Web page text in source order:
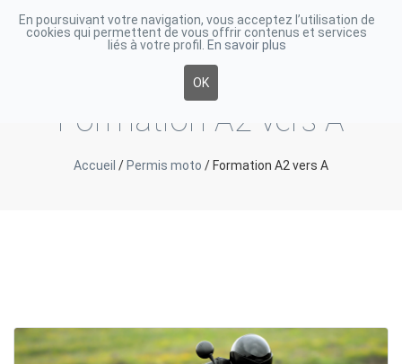
Toggle
Formation A2 vers A
Accueil / Permis moto / Formation A2 vers A
En poursuivant votre navigation, vous acceptez l’utilisation de
cookies qui permettent de vous offrir contenus et services
liés à votre profil.
En savoir plus
OK